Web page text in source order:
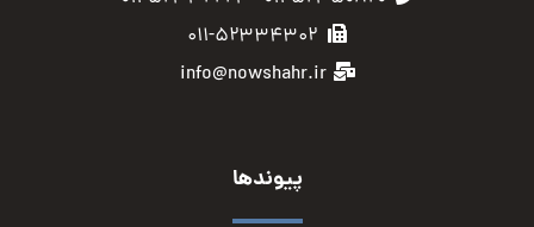
۰۱۱-۵۲۳۳۴۳۰۲
info@nowshahr.ir
پیوندها